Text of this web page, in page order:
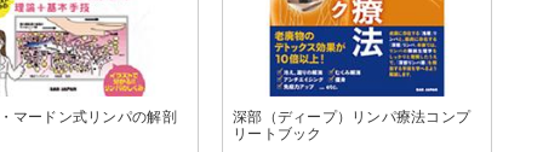
マードン式リンパの解剖
深部（ディープ）リンパ療法コンプ
リートブック